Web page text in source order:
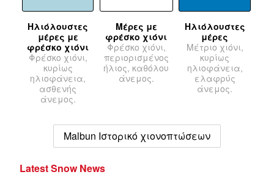
Ηλιόλουστες
μέρες με
φρέσκο χιόνι
Φρέσκο χιόνι,
κυρίως
ηλιοφάνεια,
ασθενής
άνεμος.
Μέρες με
φρέσκο χιόνι
Φρέσκο χιόνι,
περιορισμένος
ήλιος, καθόλου
άνεμος.
Ηλιόλουστες
μέρες
Μέτριο χιόνι,
κυρίως
ηλιοφάνεια,
ελαφρύς
άνεμος.
Malbun Ιστορικό χιονοπτώσεων